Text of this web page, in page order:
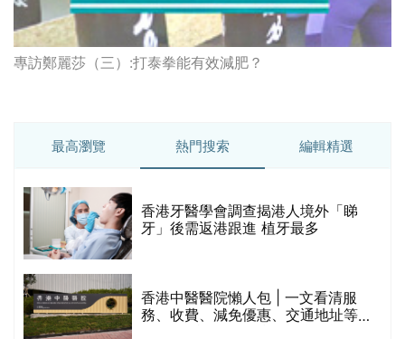
專訪鄭麗莎（三）:打泰拳能有效減肥？
最高瀏覽 熱門搜索 編輯精選
香港牙醫學會調查揭港人境外「睇
牙」後需返港跟進 植牙最多
香港中醫醫院懶人包 | 一文看清服
務、收費、減免優惠、交通地址等